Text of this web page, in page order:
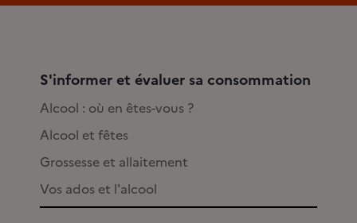
S'informer et évaluer sa consommation
Alcool : où en êtes-vous ?
Alcool et fêtes
Grossesse et allaitement
Vos ados et l'alcool